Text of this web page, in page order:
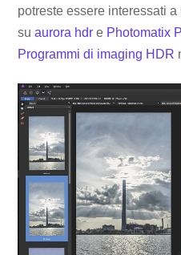
potreste essere interessati
suaurora hdr e Photomatix
Programmi di imaging HDR